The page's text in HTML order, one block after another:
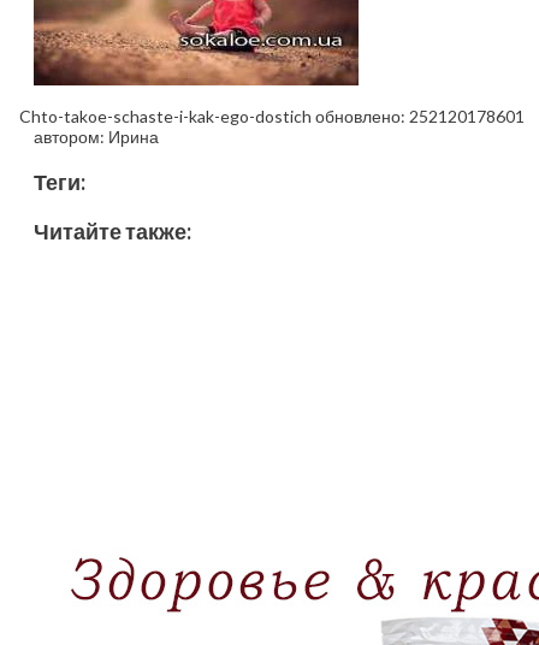
Chto-takoe-schaste-i-kak-ego-dostich обновлено: 252120178601
автором: Ирина
Теги:
Читайте также: